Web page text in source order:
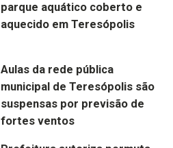
parque aquático coberto e
aquecido em Teresópolis
Aulas da rede pública
municipal de Teresópolis são
suspensas por previsão de
fortes ventos